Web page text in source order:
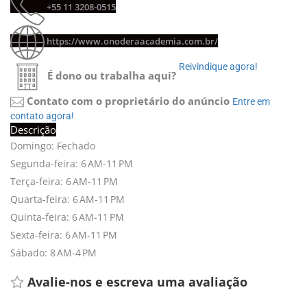
+55 11 3208-0515
https://www.onoderaacademia.com.br/
É dono ou trabalha aqui?
Reivindique agora!
Contato com o proprietário do anúncio Entre em
contato agora!
Descrição
Domingo: Fechado
Segunda-feira: 6 AM-11 PM
Terça-feira: 6 AM-11 PM
Quarta-feira: 6 AM-11 PM
Quinta-feira: 6 AM-11 PM
Sexta-feira: 6 AM-11 PM
Sábado: 8 AM-4 PM
Avalie-nos e escreva uma avaliação